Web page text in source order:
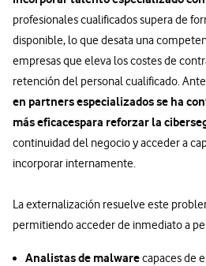
profesionales cualificados supera de
disponible, lo que desata una
empresas que eleva los costes de
retención del personal cualificado.
en partners especializados se ha
más eficacespara reforzar la
continuidad del negocio y acceder a
incorporar internamente.
La externalización resuelve este
permitiendo acceder de inmediato a
Analistas de malwarecapaces de